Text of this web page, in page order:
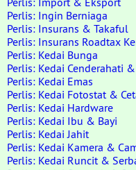
Perlis: Ingin Berniaga
Perlis: Insurans & Takaful
Perlis: Insurans Roadtax
Perlis: Kedai Bunga
Perlis: Kedai Cenderahati
Perlis: Kedai Emas
Perlis: Kedai Fotostat &
Perlis: Kedai Hardware
Perlis: Kedai Ibu & Bayi
Perlis: Kedai Jahit
Perlis: Kedai Kamera &
Perlis: Kedai Runcit &